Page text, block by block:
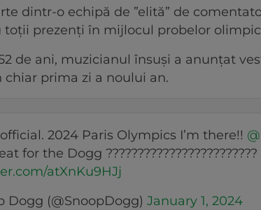
dintr-o echipă de ”elită” de
toții prezenți în mijlocul probelor
de ani, muzicianul însuși a anunțat
chiar prima zi a noului an.
official. 2024 Paris Olympics I’m there!!
for the Dogg ????????????????????????
atXnKu9HJj
Dogg (@SnoopDogg) January 1, 2024